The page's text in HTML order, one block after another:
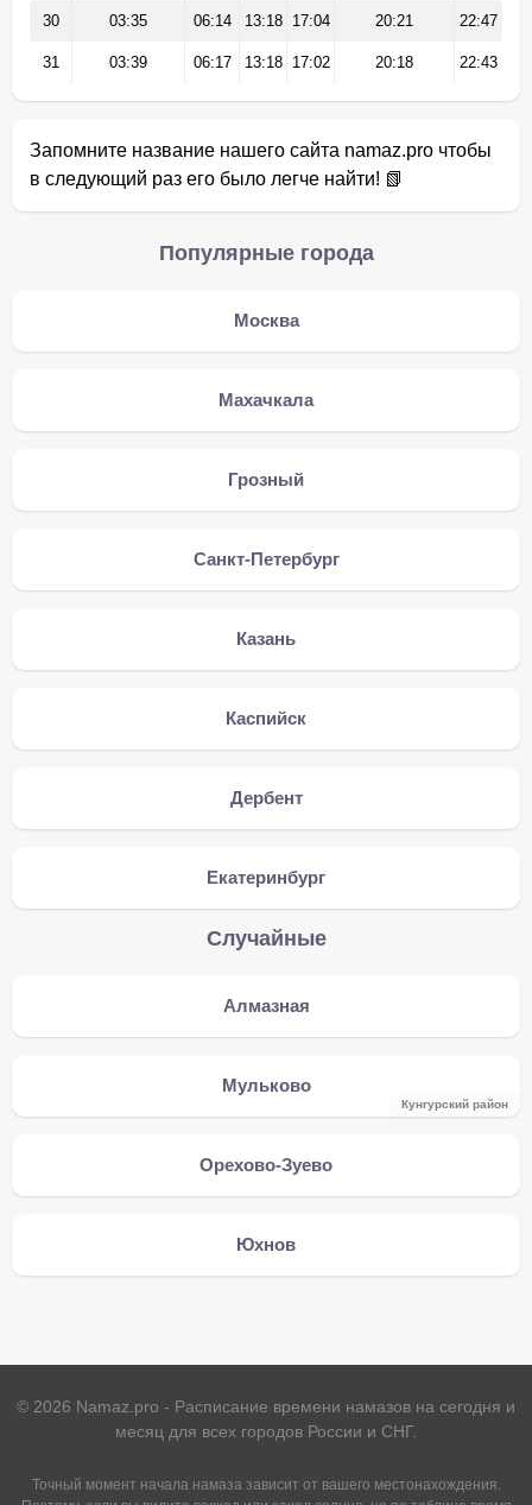
30 03:35 06:14 13:18 17:04 20:21 22:47
31 03:39 06:17 13:18 17:02 20:18 22:43
Запомните название нашего сайта namaz.pro чтобы
в следующий раз его было легче найти! 📗
Популярные города
Москва
Махачкала
Грозный
Санкт-Петербург
Казань
Каспийск
Дербент
Екатеринбург
Случайные
Алмазная
Мульково
Кунгурский район
Орехово-Зуево
Юхнов
© 2026 Namaz.pro - Расписание времени намазов на сегодня и
месяц для всех городов России и СНГ.
Точный момент начала намаза зависит от вашего местонахождения.